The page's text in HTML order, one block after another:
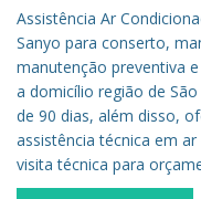
Assistência Ar
Sanyo para conserto,
manutenção preventiva
a domicílio região de
de 90 dias, além disso,
assistência técnica em
visita técnica para